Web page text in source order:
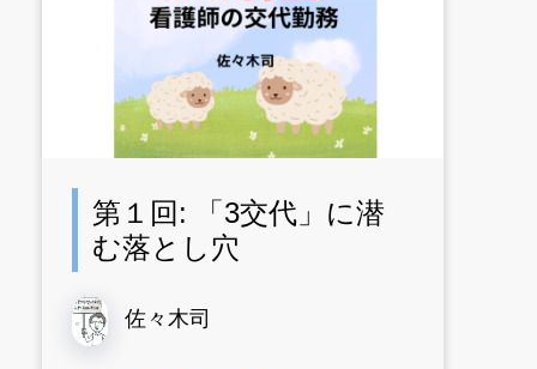
第１回: 「3交代」に潜
む落とし穴
佐々木司